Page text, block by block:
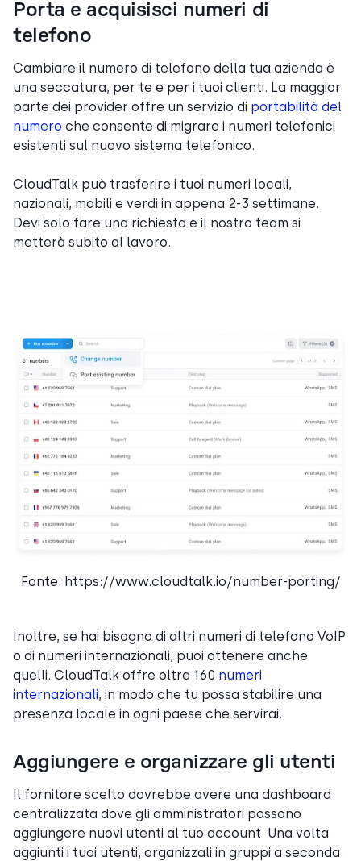
Porta e acquisisci numeri di
telefono
Cambiare il numero di telefono della tua azienda è
una seccatura, per te e per i tuoi clienti. La maggior
parte dei provider offre un servizio di portabilità del
numero che consente di migrare i numeri telefonici
esistenti sul nuovo sistema telefonico.
CloudTalk può trasferire i tuoi numeri locali,
nazionali, mobili e verdi in appena 2-3 settimane.
Devi solo fare una richiesta e il nostro team si
metterà subito al lavoro.
Fonte: https://www.cloudtalk.io/number-porting/
Inoltre, se hai bisogno di altri numeri di telefono VoIP
o di numeri internazionali, puoi ottenere anche
quelli. CloudTalk offre oltre 160 numeri
internazionali, in modo che tu possa stabilire una
presenza locale in ogni paese che servirai.
Aggiungere e organizzare gli utenti
Il fornitore scelto dovrebbe avere una dashboard
centralizzata dove gli amministratori possono
aggiungere nuovi utenti al tuo account. Una volta
aggiunti i tuoi utenti, organizzali in gruppi a seconda